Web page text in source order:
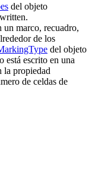
del objeto
un marco, recuadro,
de los
del objeto
está escrito en una
la propiedad
de celdas de